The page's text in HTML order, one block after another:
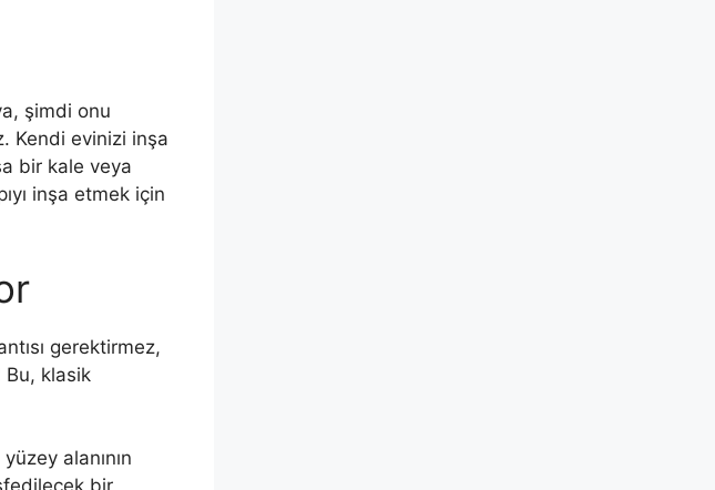
şimdi onu
Kendi evinizi inşa
bir kale veya
inşa etmek için
gerektirmez,
Bu, klasik
alanının